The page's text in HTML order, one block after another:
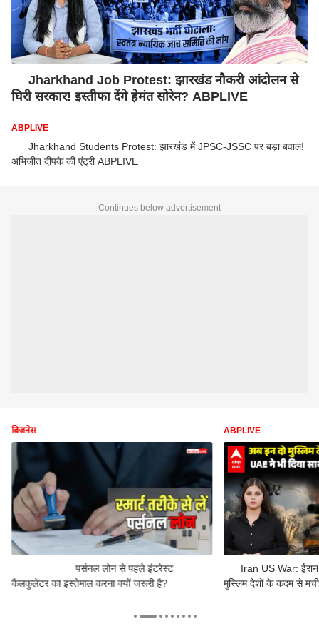
Jharkhand Job Protest: झारखंड नौकरी आंदोलन से
घिरी सरकार! इस्तीफा देंगे हेमंत सोरेन? ABPLIVE
ABPLIVE
Jharkhand Students Protest: झारखंड में JPSC-JSSC पर बड़ा बवाल!
अभिजीत दीपके की एंट्री ABPLIVE
Continues below advertisement
बिजनेस
पर्सनल लोन से पहले इंटरेस्ट
कैलकुलेटर का इस्तेमाल करना क्यों जरूरी है?
ABPLIVE
Iran US War:
मुस्लिम देशों के कदम से